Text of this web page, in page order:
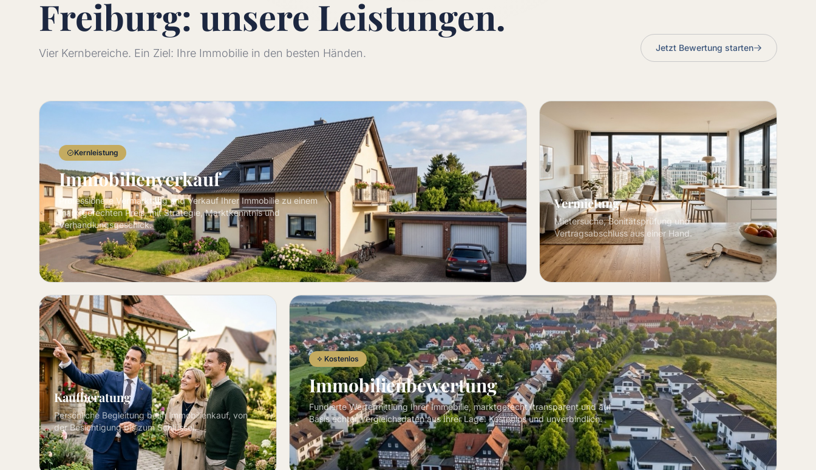
Freiburg: unsere Leistungen.
Vier Kernbereiche. Ein Ziel: Ihre Immobilie in den besten Händen. Jetzt Bewertung starten
Kernleistung
Immobilienverkauf
Professionelle Vermarktung und Verkauf Ihrer Immobilie zu einem
marktgerechten Preis, mit Strategie, Marktkenntnis und
Verhandlungsgeschick.
Vermietung
Mietersuche, Bonitätsprüfung und
Vertragsabschluss aus einer Hand.
Kaufberatung
Persönliche Begleitung beim Immobilienkauf, von
der Besichtigung bis zum Schlüssel.
Kostenlos
Immobilienbewertung
Fundierte Wertermittlung Ihrer Immobilie, marktgerecht, transparent und auf
Basis echter Vergleichsdaten aus Ihrer Lage. Kostenlos und unverbindlich.